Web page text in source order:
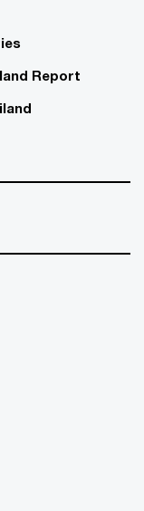
Report